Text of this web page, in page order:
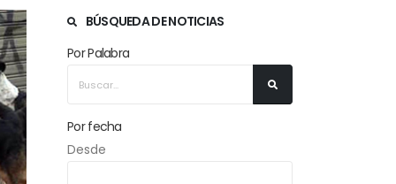
BÚSQUEDA DE NOTICIAS
Por Palabra
Por fecha
Desde